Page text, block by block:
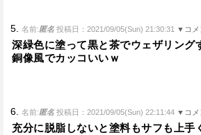
5. 名前:匿名 投稿日：2021/09/05(Sun) 21:30:31 ▼コメ
深緑色に塗って黒と茶でウェザリング
銅像風でカッコいいｗ
6. 名前:匿名 投稿日：2021/09/05(Sun) 22:11:44 ▼コメ
充分に脱脂しないと塗料もサフも上手